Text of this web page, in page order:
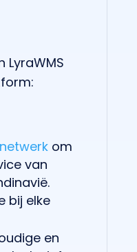
om
van
bij elke
en